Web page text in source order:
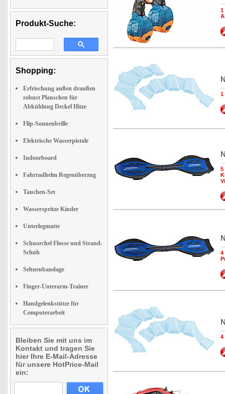
Produkt-Suche:
Shopping:
Erfrischung außen draußen
robust Planschen für
Abkühlung Deckel Hitze
Flip-Sonnenbrille
Elektrische Wasserpistole
Indoorboard
Fahrradhelm Regenüberzug
Tauchen-Set
Wasserspritze Kinder
Unterlegmatte
Schnorchel Flosse und Strand-
Schuh
Sehnenbandage
Finger-Unterarm-Trainer
Handgelenkstütze für
Computerarbeit
Bleiben Sie mit uns im
Kontakt und tragen Sie
hier Ihre E-Mail-Adresse
für unsere HotPrice-Mail
ein:
1
1
5
4
4